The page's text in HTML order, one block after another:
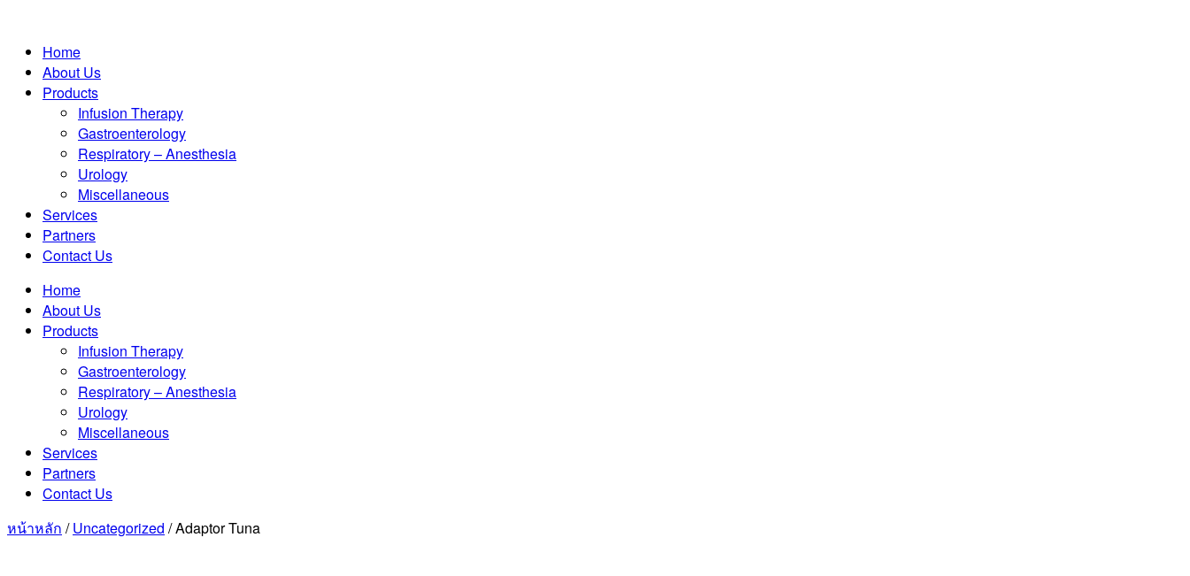
Home
About Us
Products
Infusion Therapy
Gastroenterology
Respiratory – Anesthesia
Urology
Miscellaneous
Services
Partners
Contact Us
Home
About Us
Products
Infusion Therapy
Gastroenterology
Respiratory – Anesthesia
Urology
Miscellaneous
Services
Partners
Contact Us
หน้าหลัก /Uncategorized / Adaptor Tuna